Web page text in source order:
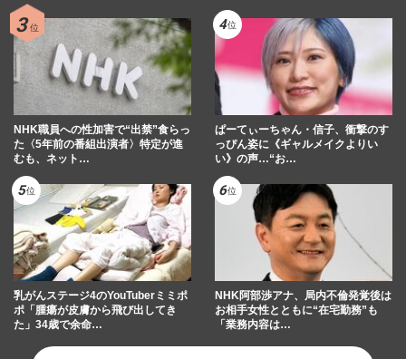
NHK職員への性加害で“出禁”食らっ
た〈5年前の番組出演者〉特定が進
むも、ネット…
ぱーてぃーちゃん・信子、衝撃のす
っぴん姿に《ギャルメイクよりい
い》の声…“お…
乳がんステージ4のYouTuberミミポ
ポ「腫瘍が皮膚から飛び出してき
た」34歳で余命…
NHK阿部渉アナ、局内不倫発覚後は
お相手女性とともに“在宅勤務”も
「業務内容は…